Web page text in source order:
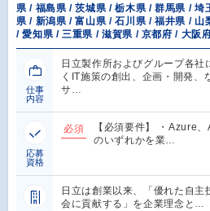
県 / 福島県 / 茨城県 / 栃木県 / 群馬県 / 埼
県 / 新潟県 / 富山県 / 石川県 / 福井県 / 山
/ 愛知県 / 三重県 / 滋賀県 / 京都府 / 大阪
仕事
内容
日立製作所およびグループ各
くIT施策の創出、企画・開発
サ…
応募
資格
必須
【必須要件】 ・Azure
のいずれかを業…
日立は創業以来、「優れた自
会に貢献する」を企業理念と…